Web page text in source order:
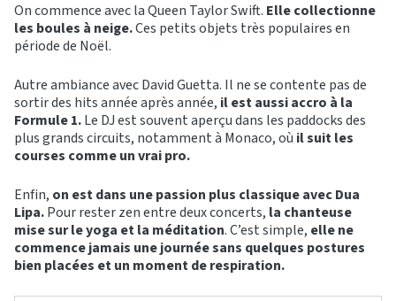
On commence avec la Queen Taylor Swift. Elle collectionne
les boules à neige.Ces petits objets très populaires en
période de Noël.
Autre ambiance avec David Guetta. Il ne se contente pas de
sortir des hits année après année, il est aussi accro à la
Formule 1.Le DJ est souvent aperçu dans les paddocks des
plus grands circuits, notamment à Monaco, où il suit les
courses comme un vrai pro.
Enfin, on est dans une passion plus classique avec Dua
Lipa.Pour rester zen entre deux concerts, la chanteuse
mise sur le yoga et la méditation. C’est simple, elle ne
commence jamais une journée sans quelques postures
bien placées et un moment de respiration.